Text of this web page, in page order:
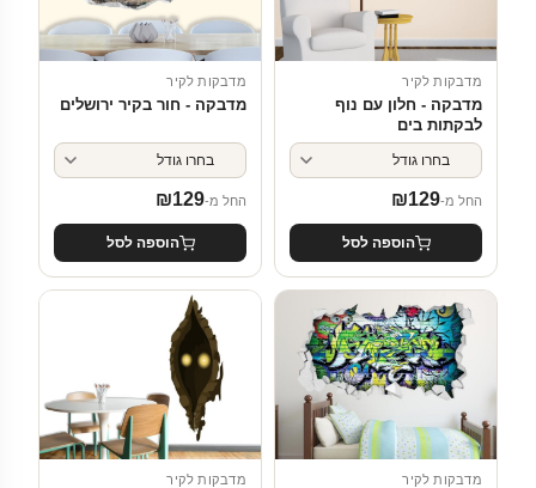
מדבקות לקיר
מדבקה - חלון עם נוף
לבקתות בים
החל מ- ₪129
הוספה לסל
מדבקות לקיר
מדבקה - חור בקיר ירושלים
החל מ- ₪129
הוספה לסל
מדבקות לקיר מדבקות לקיר